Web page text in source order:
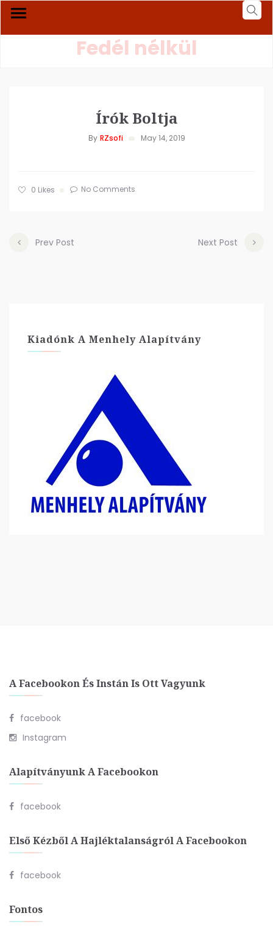
Fedél nélkül
Írók Boltja
By RZsofi May 14, 2019
0 Likes No Comments
Prev Post Next Post
Kiadónk A Menhely Alapítvány
A Facebookon És Instán Is Ott Vagyunk
facebook
Instagram
Alapítványunk A Facebookon
facebook
Első Kézből A Hajléktalanságról A Facebookon
facebook
Fontos